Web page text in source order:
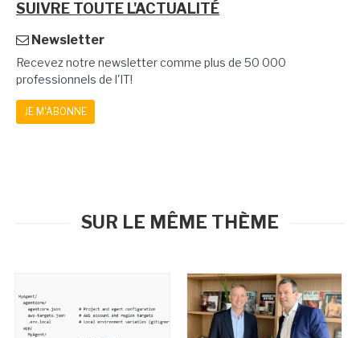
SUIVRE TOUTE L'ACTUALITÉ
Newsletter
Recevez notre newsletter comme plus de 50 000
professionnels de l'IT!
JE M'ABONNE
SUR LE MÊME THÈME